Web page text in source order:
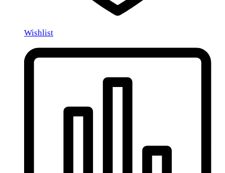
Wishlist